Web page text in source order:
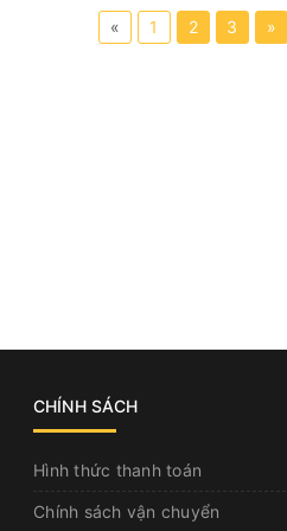
« 1 2 3 »
CHÍNH SÁCH
Hình thức thanh toán
Chính sách vận chuyển